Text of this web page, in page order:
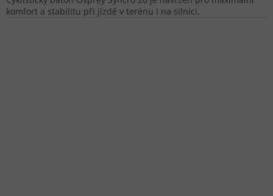
komfort a stabilitu při jízdě v terénu i na silnici.